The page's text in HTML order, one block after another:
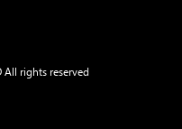
All rights reserved